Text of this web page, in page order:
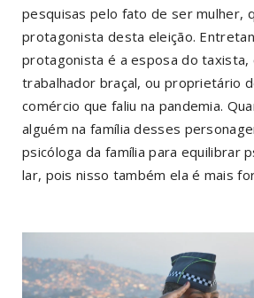
pesquisas pelo fato de ser mulher,
protagonista desta eleição.
protagonista é a esposa do taxista,
trabalhador braçal, ou proprietário
comércio que faliu na pandemia.
alguém na família desses
psicóloga da família para equilibrar
lar, pois nisso também ela é mais